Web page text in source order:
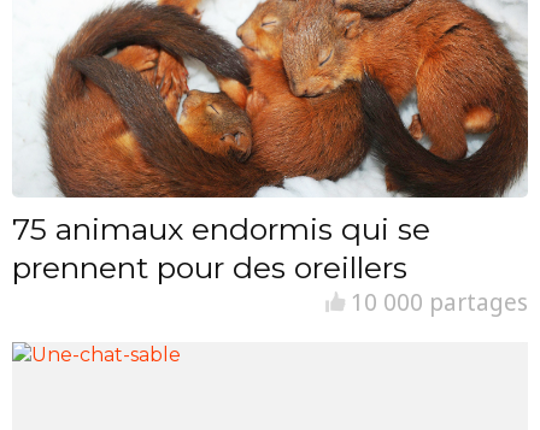
75 animaux endormis qui se
prennent pour des oreillers
10 000 partages